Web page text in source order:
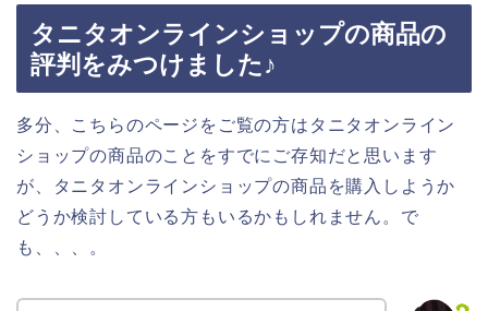
タニタオンラインショップの商品の
評判をみつけました♪
多分、こちらのページをご覧の方はタニタオンライン
ショップの商品のことをすでにご存知だと思います
が、タニタオンラインショップの商品を購入しようか
どうか検討している方もいるかもしれません。で
も、、、。